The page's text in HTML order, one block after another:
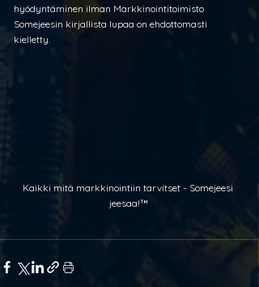
hyödyntäminen ilman Markkinointitoimisto
Somejeesin kirjallista lupaa on ehdottomasti
kielletty.
Kaikki mitä markkinointiin tarvitset - Somejeesi
jeesaa!™